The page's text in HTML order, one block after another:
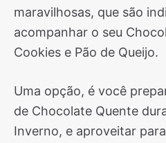
maravilhosas, que são
acompanhar o seu
Cookies e Pão de Queijo.
Uma opção, é você
de Chocolate Quente
Inverno, e aproveitar